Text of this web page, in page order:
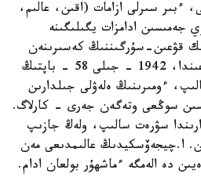
ءبىر سىرلى ازامات (اقىن، عالىم،
ادامزات يگىلىگىنە
قۋعىن-سۇرگىننىڭ كەسىرىنەن
كۇش-قايراتى تاسىعان شاعىندا، 1942 - جىلى 58 - باپتىڭ
ءومىرىنىڭ ەلەۋلى جىلدارىن
سوڭعى وتەگەن جەرى - كارلاگ.
سۋرەت سالىپ، ولەڭ جازىپ
ا.چيجەۆسكيدىڭ عالىمدىعى مەن
دە الەمگە ءماشهۇر بولعان ادام.